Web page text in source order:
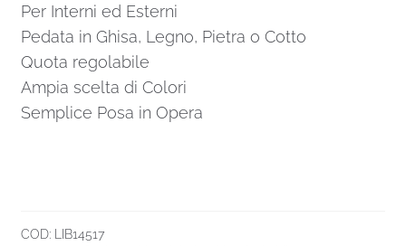
Per Interni ed Esterni
Pedata in Ghisa, Legno, Pietra o Cotto
Quota regolabile
Ampia scelta di Colori
Semplice Posa in Opera
COD:
LIB14517